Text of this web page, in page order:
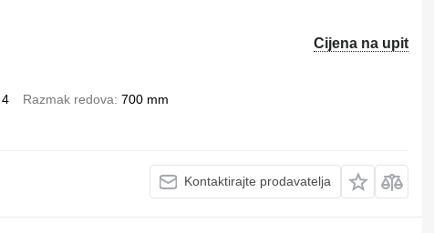
Cijena na upit
4 Razmak redova 700 mm
Kontaktirajte prodavatelja